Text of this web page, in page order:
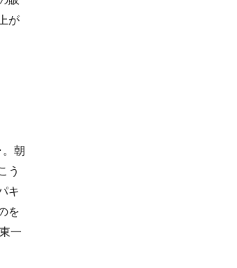
が
朝
う
キ
を
一